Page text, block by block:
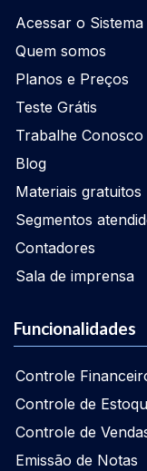
Acessar o Sistema
Quem somos
Planos e Preços
Teste Grátis
Trabalhe Conosco
Blog
Materiais gratuitos
Segmentos
Contadores
Sala de imprensa
Funcionalidades
Controle
Controle de
Controle de
Emissão de Notas